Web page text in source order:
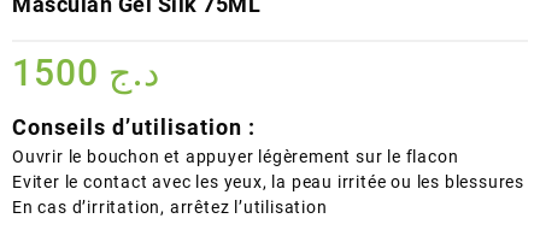
د.ج
Conseils d’utilisation :
Ouvrir le bouchon et appuyer légèrement sur le flacon
Eviter le contact avec les yeux, la peau irritée ou les blessures
En cas d’irritation, arrêtez l’utilisation